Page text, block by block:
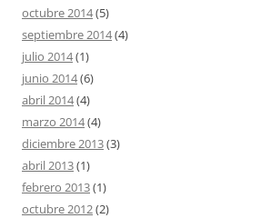
octubre 2014(5)
septiembre 2014(4)
julio 2014(1)
junio 2014(6)
abril 2014(4)
marzo 2014(4)
diciembre 2013(3)
abril 2013(1)
febrero 2013(1)
octubre 2012(2)